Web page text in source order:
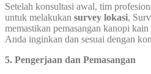
Setelah konsultasi awal, tim
untuk melakukan survey lokasi,
memastikan pemasangan kanopi
Anda inginkan dan sesuai dengan
5. Pengerjaan dan Pemasangan